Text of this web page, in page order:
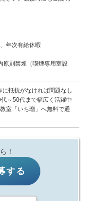
年次有給休暇
原則禁煙（喫煙専用室設
に抵抗がなければ問題なし
～50代まで幅広く活躍中
室「いち瑠」へ無料で通
！
する